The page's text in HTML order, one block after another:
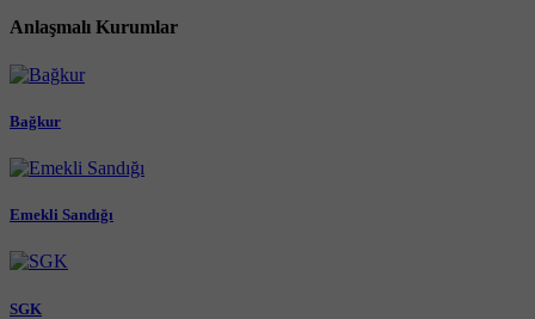
Anlaşmalı Kurumlar
Bağkur
Emekli Sandığı
SGK